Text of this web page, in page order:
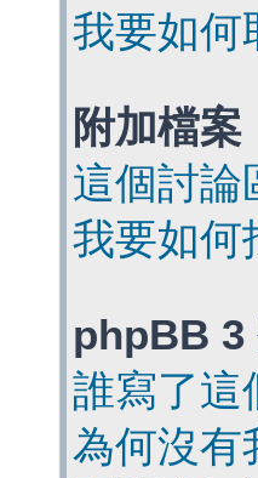
我要如何
附加檔案
這個討論
我要如何
phpBB 3
誰寫了這
為何沒有